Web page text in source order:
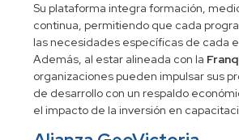
Su plataforma integra formación,
continua, permitiendo que cada
las necesidades específicas de cada
Además, al estar alineada con la
organizaciones pueden impulsar sus
de desarrollo con un respaldo
el impacto de la inversión en